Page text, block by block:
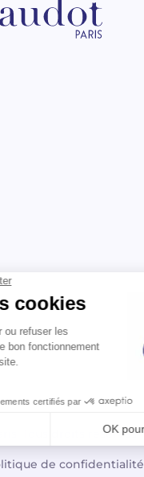
de confidentialité
Tous droits réservés